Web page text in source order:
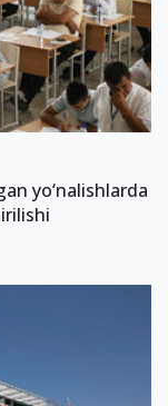
yo‘nalishlarda